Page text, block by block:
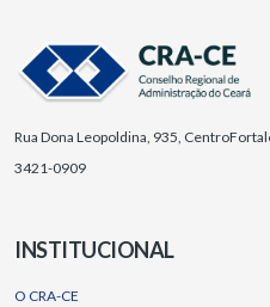
Rua Dona Leopoldina, 935, Centro
3421-0909
INSTITUCIONAL
O CRA-CE